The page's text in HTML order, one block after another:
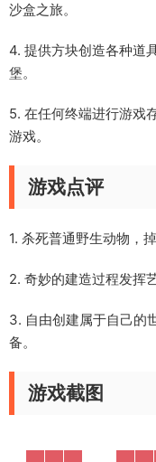
沙盒之旅。
4. 提供方块创造各种道
堡。
5. 在任何终端进行游戏
游戏。
游戏点评
1. 杀死普通野生动物，
2. 奇妙的建造过程发挥
3. 自由创建属于自己的
备。
游戏截图